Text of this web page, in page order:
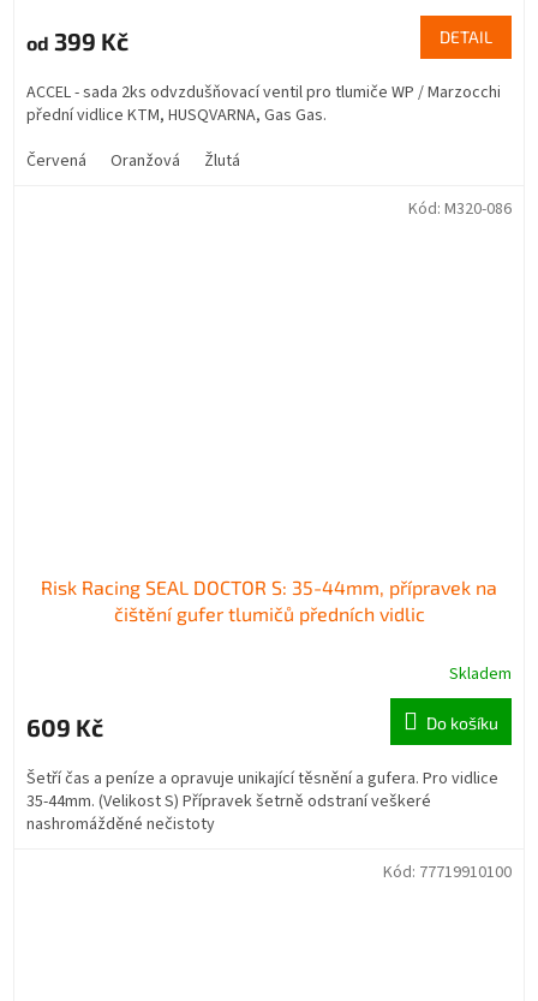
od 399 Kč DETAIL
ACCEL - sada 2ks odvzdušňovací ventil pro tlumiče WP / Marzocchi
přední vidlice KTM, HUSQVARNA, Gas Gas.
Červená
Oranžová Žlutá
Risk Racing SEAL DOCTOR S: 35-44mm, přípravek na
čištění gufer tlumičů předních vidlic
Skladem
609 Kč Do košíku
Šetří čas a peníze a opravuje unikající těsnění a gufera. Pro vidlice
35-44mm. (Velikost S) Přípravek šetrně odstraní veškeré
nashromážděné nečistoty
Kód: M320-086
Kód: 77719910100